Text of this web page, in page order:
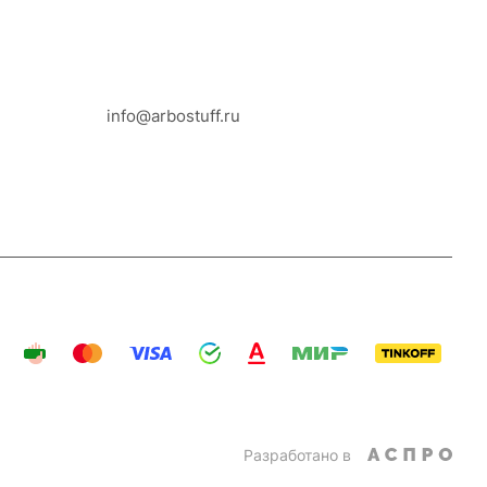
info@arbostuff.ru
Разработано в